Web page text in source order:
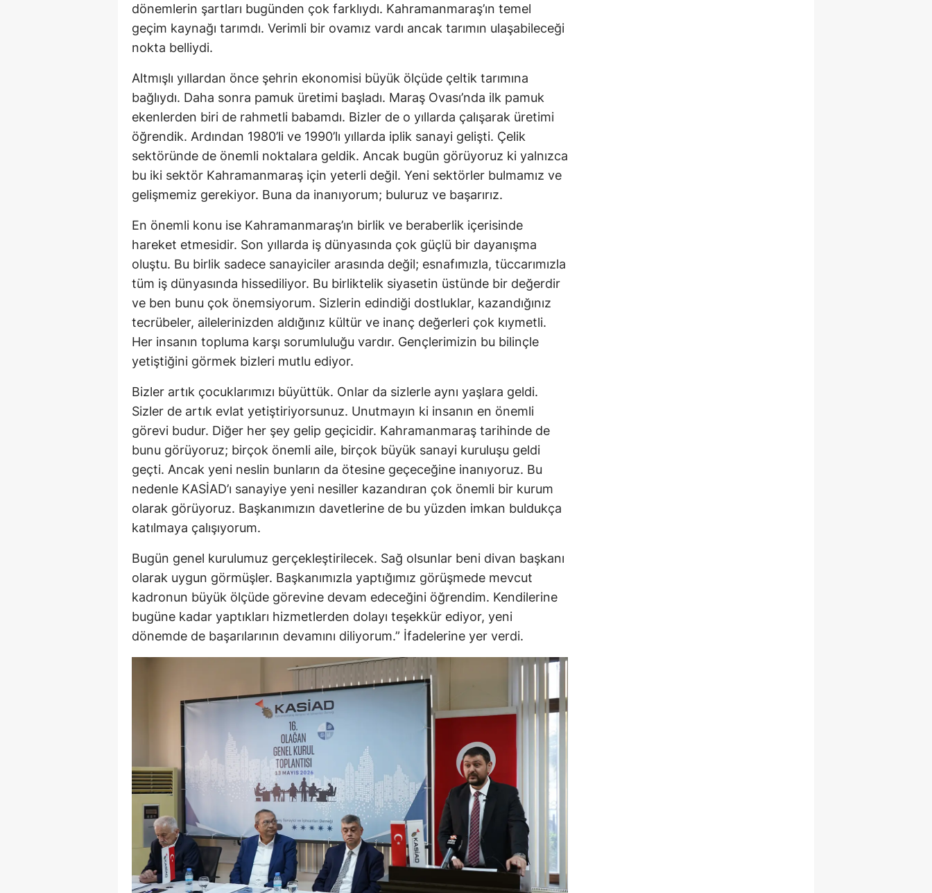
Siirt
Tekirdağ
Tokat
Trabzon
Tunceli
Uşak
Van
Yozgat
Zonguldak
Aksaray
Karaman
Kırıkkale
Batman
Şırnak
Ardahan
Iğdır
Yalova
Karabük
Osmaniye
Düzce
dönemlerin şartları bugünden çok farklıydı. Kahramanmaraş’ın temel
geçim kaynağı tarımdı. Verimli bir ovamız vardı ancak tarımın ulaşabileceği
nokta belliydi.
Altmışlı yıllardan önce şehrin ekonomisi büyük ölçüde çeltik tarımına
bağlıydı. Daha sonra pamuk üretimi başladı. Maraş Ovası’nda ilk pamuk
ekenlerden biri de rahmetli babamdı. Bizler de o yıllarda çalışarak üretimi
öğrendik. Ardından 1980’li ve 1990’lı yıllarda iplik sanayi gelişti. Çelik
sektöründe de önemli noktalara geldik. Ancak bugün görüyoruz ki yalnızca
bu iki sektör Kahramanmaraş için yeterli değil. Yeni sektörler bulmamız ve
gelişmemiz gerekiyor. Buna da inanıyorum; buluruz ve başarırız.
En önemli konu ise Kahramanmaraş’ın birlik ve beraberlik içerisinde
hareket etmesidir. Son yıllarda iş dünyasında çok güçlü bir dayanışma
oluştu. Bu birlik sadece sanayiciler arasında değil; esnafımızla, tüccarımızla
tüm iş dünyasında hissediliyor. Bu birliktelik siyasetin üstünde bir değerdir
ve ben bunu çok önemsiyorum. Sizlerin edindiği dostluklar, kazandığınız
tecrübeler, ailelerinizden aldığınız kültür ve inanç değerleri çok kıymetli.
Her insanın topluma karşı sorumluluğu vardır. Gençlerimizin bu bilinçle
yetiştiğini görmek bizleri mutlu ediyor.
Bizler artık çocuklarımızı büyüttük. Onlar da sizlerle aynı yaşlara geldi.
Sizler de artık evlat yetiştiriyorsunuz. Unutmayın ki insanın en önemli
görevi budur. Diğer her şey gelip geçicidir. Kahramanmaraş tarihinde de
bunu görüyoruz; birçok önemli aile, birçok büyük sanayi kuruluşu geldi
geçti. Ancak yeni neslin bunların da ötesine geçeceğine inanıyoruz. Bu
nedenle KASİAD’ı sanayiye yeni nesiller kazandıran çok önemli bir kurum
olarak görüyoruz. Başkanımızın davetlerine de bu yüzden imkan buldukça
katılmaya çalışıyorum.
Bugün genel kurulumuz gerçekleştirilecek. Sağ olsunlar beni divan başkanı
olarak uygun görmüşler. Başkanımızla yaptığımız görüşmede mevcut
kadronun büyük ölçüde görevine devam edeceğini öğrendim. Kendilerine
bugüne kadar yaptıkları hizmetlerden dolayı teşekkür ediyor, yeni
dönemde de başarılarının devamını diliyorum.” İfadelerine yer verdi.